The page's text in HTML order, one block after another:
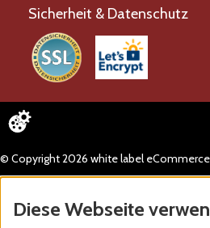
Sicherheit & Datenschutz
© Copyright 2026 white label
Diese Webseite